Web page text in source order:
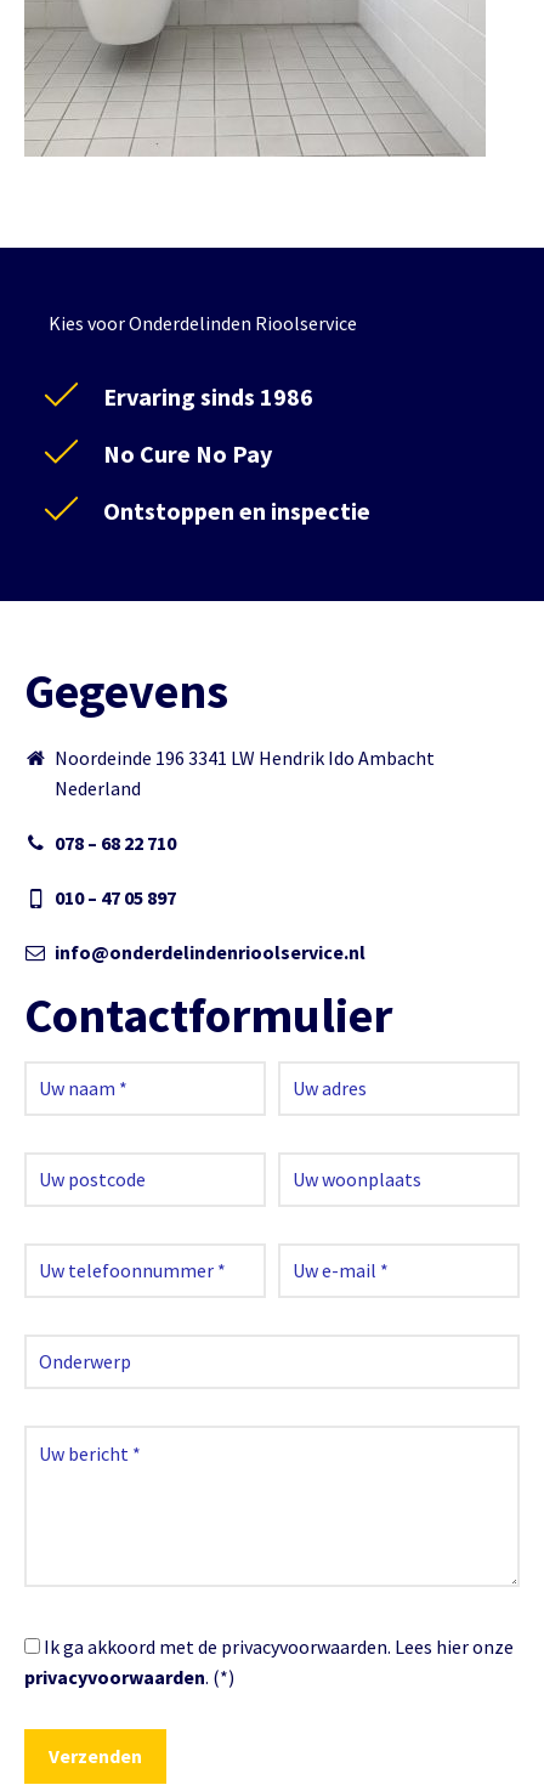
Kies voor Onderdelinden Rioolservice
Ervaring sinds 1986
No Cure No Pay
Ontstoppen en inspectie
Gegevens
Noordeinde 196 3341 LW Hendrik Ido Ambacht
Nederland
078 – 68 22 710
010 – 47 05 897
info@onderdelindenrioolservice.nl
Contactformulier
Ik ga akkoord met de privacyvoorwaarden. Lees hier onze
privacyvoorwaarden. (*)